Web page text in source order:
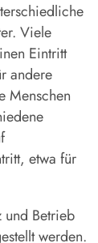
Viele
Eintritt
andere
Menschen
etwa für
und Betrieb
werden.